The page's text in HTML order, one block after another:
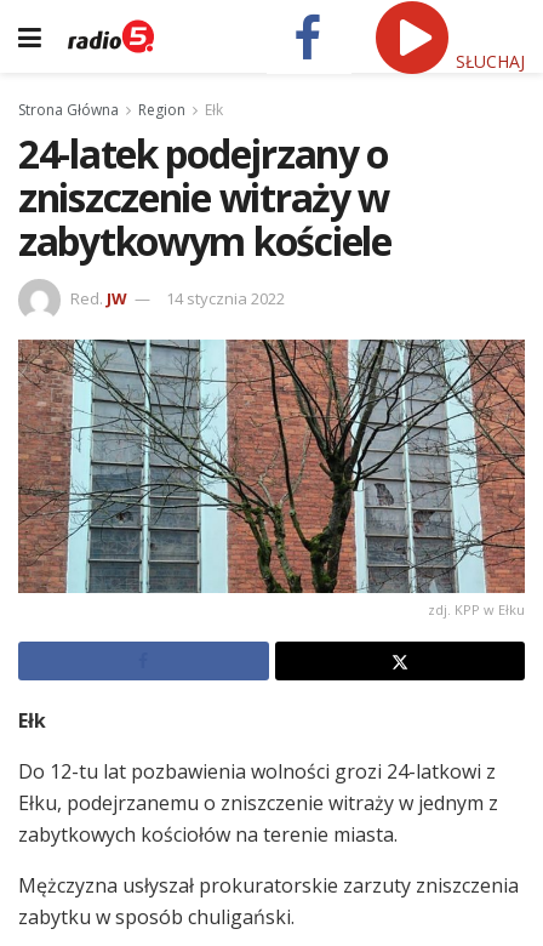
SŁUCHAJ
Strona Główna Region Ełk
24-latek podejrzany o
zniszczenie witraży w
zabytkowym kościele
Red. JW 14 stycznia 2022
zdj. KPP w Ełku
Ełk
Do 12-tu lat pozbawienia wolności grozi 24-latkowi z
Ełku, podejrzanemu o zniszczenie witraży w jednym z
zabytkowych kościołów na terenie miasta.
Mężczyzna usłyszał prokuratorskie zarzuty zniszczenia
zabytku w sposób chuligański.